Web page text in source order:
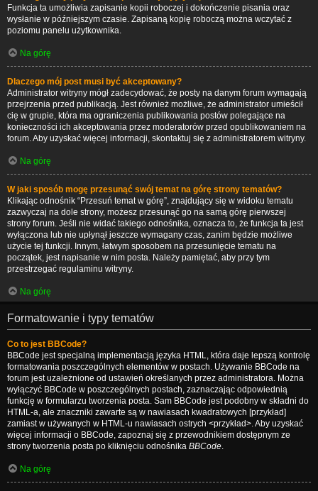
Funkcja ta umożliwia zapisanie kopii roboczej i dokończenie pisania oraz
wysłanie w późniejszym czasie. Zapisaną kopię roboczą można wczytać z
poziomu panelu użytkownika.
Na górę
Dlaczego mój post musi być akceptowany?
Administrator witryny mógł zadecydować, że posty na danym forum wymagają
przejrzenia przed publikacją. Jest również możliwe, że administrator umieścił
cię w grupie, która ma ograniczenia publikowania postów polegające na
konieczności ich akceptowania przez moderatorów przed opublikowaniem na
forum. Aby uzyskać więcej informacji, skontaktuj się z administratorem witryny.
Na górę
W jaki sposób mogę przesunąć swój temat na górę strony tematów?
Klikając odnośnik “Przesuń temat w górę”, znajdujący się w widoku tematu
zazwyczaj na dole strony, możesz przesunąć go na samą górę pierwszej
strony forum. Jeśli nie widać takiego odnośnika, oznacza to, że funkcja ta jest
wyłączona lub nie upłynął jeszcze wymagany czas, zanim będzie możliwe
użycie tej funkcji. Innym, łatwym sposobem na przesunięcie tematu na
początek, jest napisanie w nim posta. Należy pamiętać, aby przy tym
przestrzegać regulaminu witryny.
Na górę
Formatowanie i typy tematów
Co to jest BBCode?
BBCode jest specjalną implementacją języka HTML, która daje lepszą kontrolę
formatowania poszczególnych elementów w postach. Używanie BBCode na
forum jest uzależnione od ustawień określanych przez administratora. Można
wyłączyć BBCode w poszczególnych postach, zaznaczając odpowiednią
funkcję w formularzu tworzenia posta. Sam BBCode jest podobny w składni do
HTML-a, ale znaczniki zawarte są w nawiasach kwadratowych [przykład]
zamiast w używanych w HTML-u nawiasach ostrych <przykład>. Aby uzyskać
więcej informacji o BBCode, zapoznaj się z przewodnikiem dostępnym ze
strony tworzenia posta po kliknięciu odnośnika BBCode.
Na górę